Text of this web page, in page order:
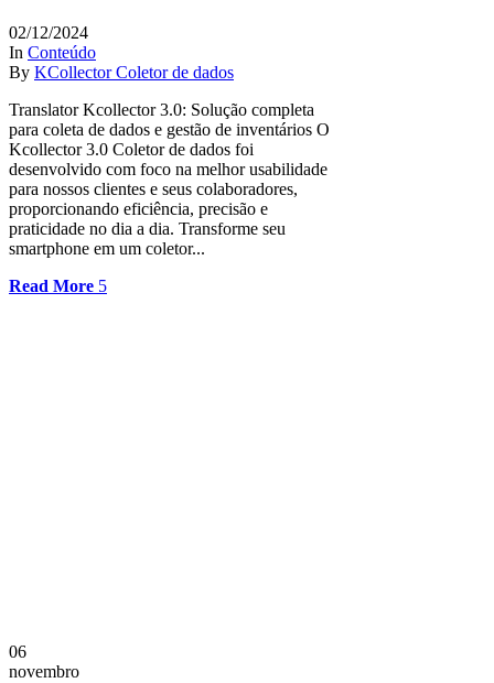
02/12/2024
In Conteúdo
By KCollector Coletor de dados
Translator Kcollector 3.0: Solução completa
para coleta de dados e gestão de inventários O
Kcollector 3.0 Coletor de dados foi
desenvolvido com foco na melhor usabilidade
para nossos clientes e seus colaboradores,
proporcionando eficiência, precisão e
praticidade no dia a dia. Transforme seu
smartphone em um coletor...
Read More
06
novembro